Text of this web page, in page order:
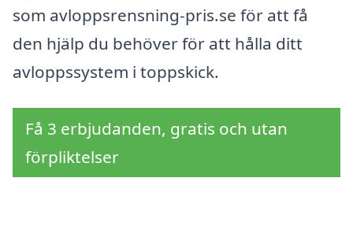
som avloppsrensning-pris.se för att få
den hjälp du behöver för att hålla ditt
avloppssystem i toppskick.
Få 3 erbjudanden, gratis och utan
förpliktelser